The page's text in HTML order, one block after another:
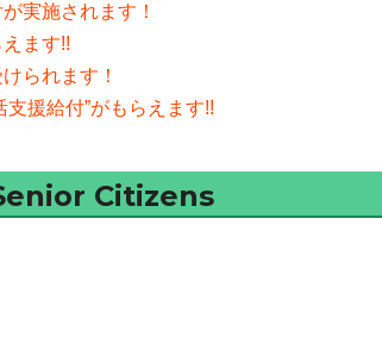
実施されます！
ます!!
られます！
支援給付”がもらえます!!
Citizens